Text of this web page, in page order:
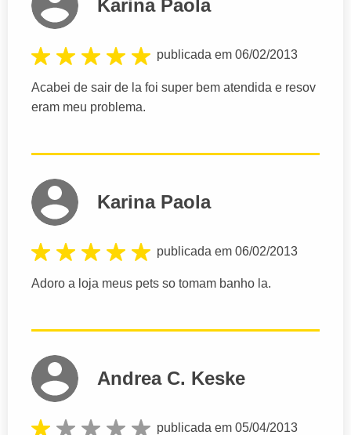
Karina Paola
publicada em 06/02/2013
Acabei de sair de la foi super bem atendida e resov
eram meu problema.
Karina Paola
publicada em 06/02/2013
Adoro a loja meus pets so tomam banho la.
Andrea C. Keske
publicada em 05/04/2013